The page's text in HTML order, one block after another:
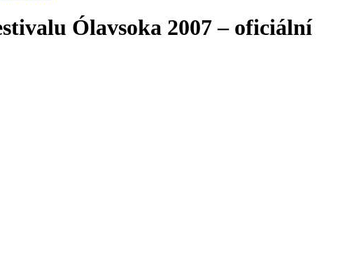
Ólavsoka 2007 – oficiální